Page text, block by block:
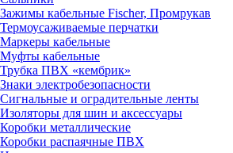
Зажимы кабельные Fischer, Промрукав
Термоусаживаемые перчатки
Маркеры кабельные
Муфты кабельные
Трубка ПВХ «кембрик»
Знаки электробезопасности
Сигнальные и оградительные ленты
Изоляторы для шин и аксессуары
Коробки металлические
Коробки распаячные ПВХ